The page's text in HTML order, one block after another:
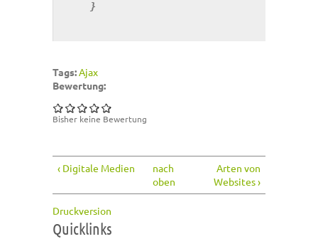
    }
Tags:Ajax
Bewertung:
Bisher keine Bewertung
‹ Digitale Medien
nach
oben
Arten von
Websites ›
Druckversion
Quicklinks